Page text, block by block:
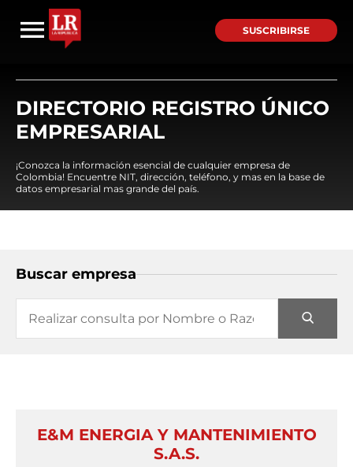
SUSCRIBIRSE
DIRECTORIO REGISTRO ÚNICO
EMPRESARIAL
¡Conozca la información esencial de cualquier empresa de
Colombia! Encuentre NIT, dirección, teléfono, y mas en la base de
datos empresarial mas grande del país.
Buscar empresa
E&M ENERGIA Y MANTENIMIENTO
S.A.S.